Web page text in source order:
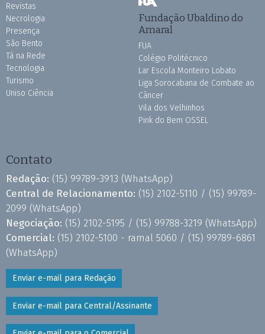
Revistas
Necrologia
Presença
São Bento
Tá na Rede
Tecnologia
Turismo
Uniso Ciência
Fundação Ubaldino do
Amaral
FUA
Colégio Politécnico
Lar Escola Monteiro Lobato
Liga Sorocabana de Combate ao
Câncer
Vila dos Velhinhos
Pink do Bem OSSEL
Contato
Redação: (15) 99789-3913 (WhatsApp)
Central de Relacionamento: (15) 2102-5110 / (15) 99789-
2099 (WhatsApp)
Negociação: (15) 2102-5195 / (15) 99788-3219 (WhatsApp)
Comercial: (15) 2102-5100 - ramal 5060 / (15) 99789-6861
(WhatsApp)
Enviar e-mail para Redação
Enviar e-mail para Central/Assinante